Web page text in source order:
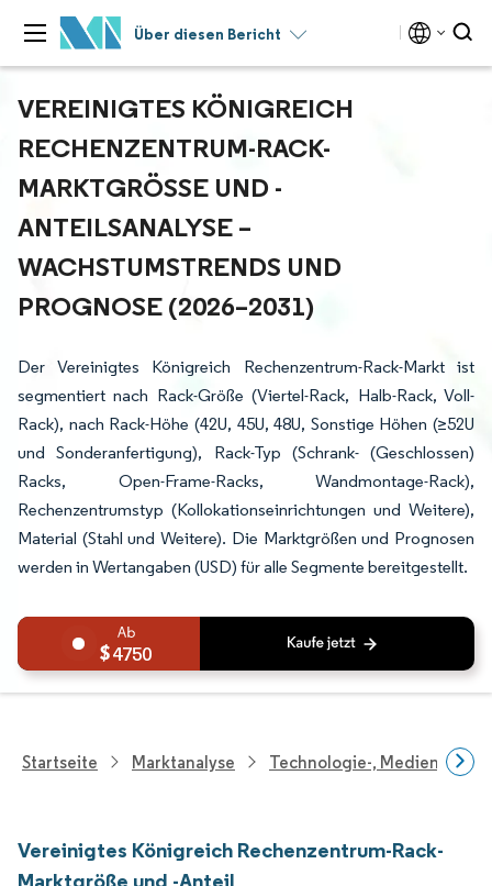
Über diesen Bericht
VEREINIGTES KÖNIGREICH
RECHENZENTRUM-RACK-
MARKTGRÖSSE UND -A
NTEILSANALYSE – W
ACHSTUMSTRENDS UND P
ROGNOSE (2026–2031)
Der Vereinigtes Königreich Rechenzentrum-Rack-Markt ist
segmentiert nach Rack-Größe (Viertel-Rack, Halb-Rack, Voll-
Rack), nach Rack-Höhe (42U, 45U, 48U, Sonstige Höhen (≥52U
und Sonderanfertigung), Rack-Typ (Schrank- (Geschlossen)
Racks, Open-Frame-Racks, Wandmontage-Rack),
Rechenzentrumstyp (Kollokationseinrichtungen und Weitere),
Material (Stahl und Weitere). Die Marktgrößen und Prognosen
werden in Wertangaben (USD) für alle Segmente bereitgestellt.
4750
Startseite Marktanalyse Technologie-, Medien- Und
Vereinigtes Königreich Rechenzentrum-Rack-
Marktgröße und -Anteil